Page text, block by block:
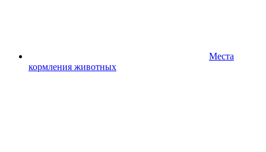
Места
кормления животных